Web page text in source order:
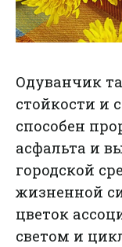
Одуванчик
стойкости и
способен
асфальта и
городской
жизненной
цветок
светом и